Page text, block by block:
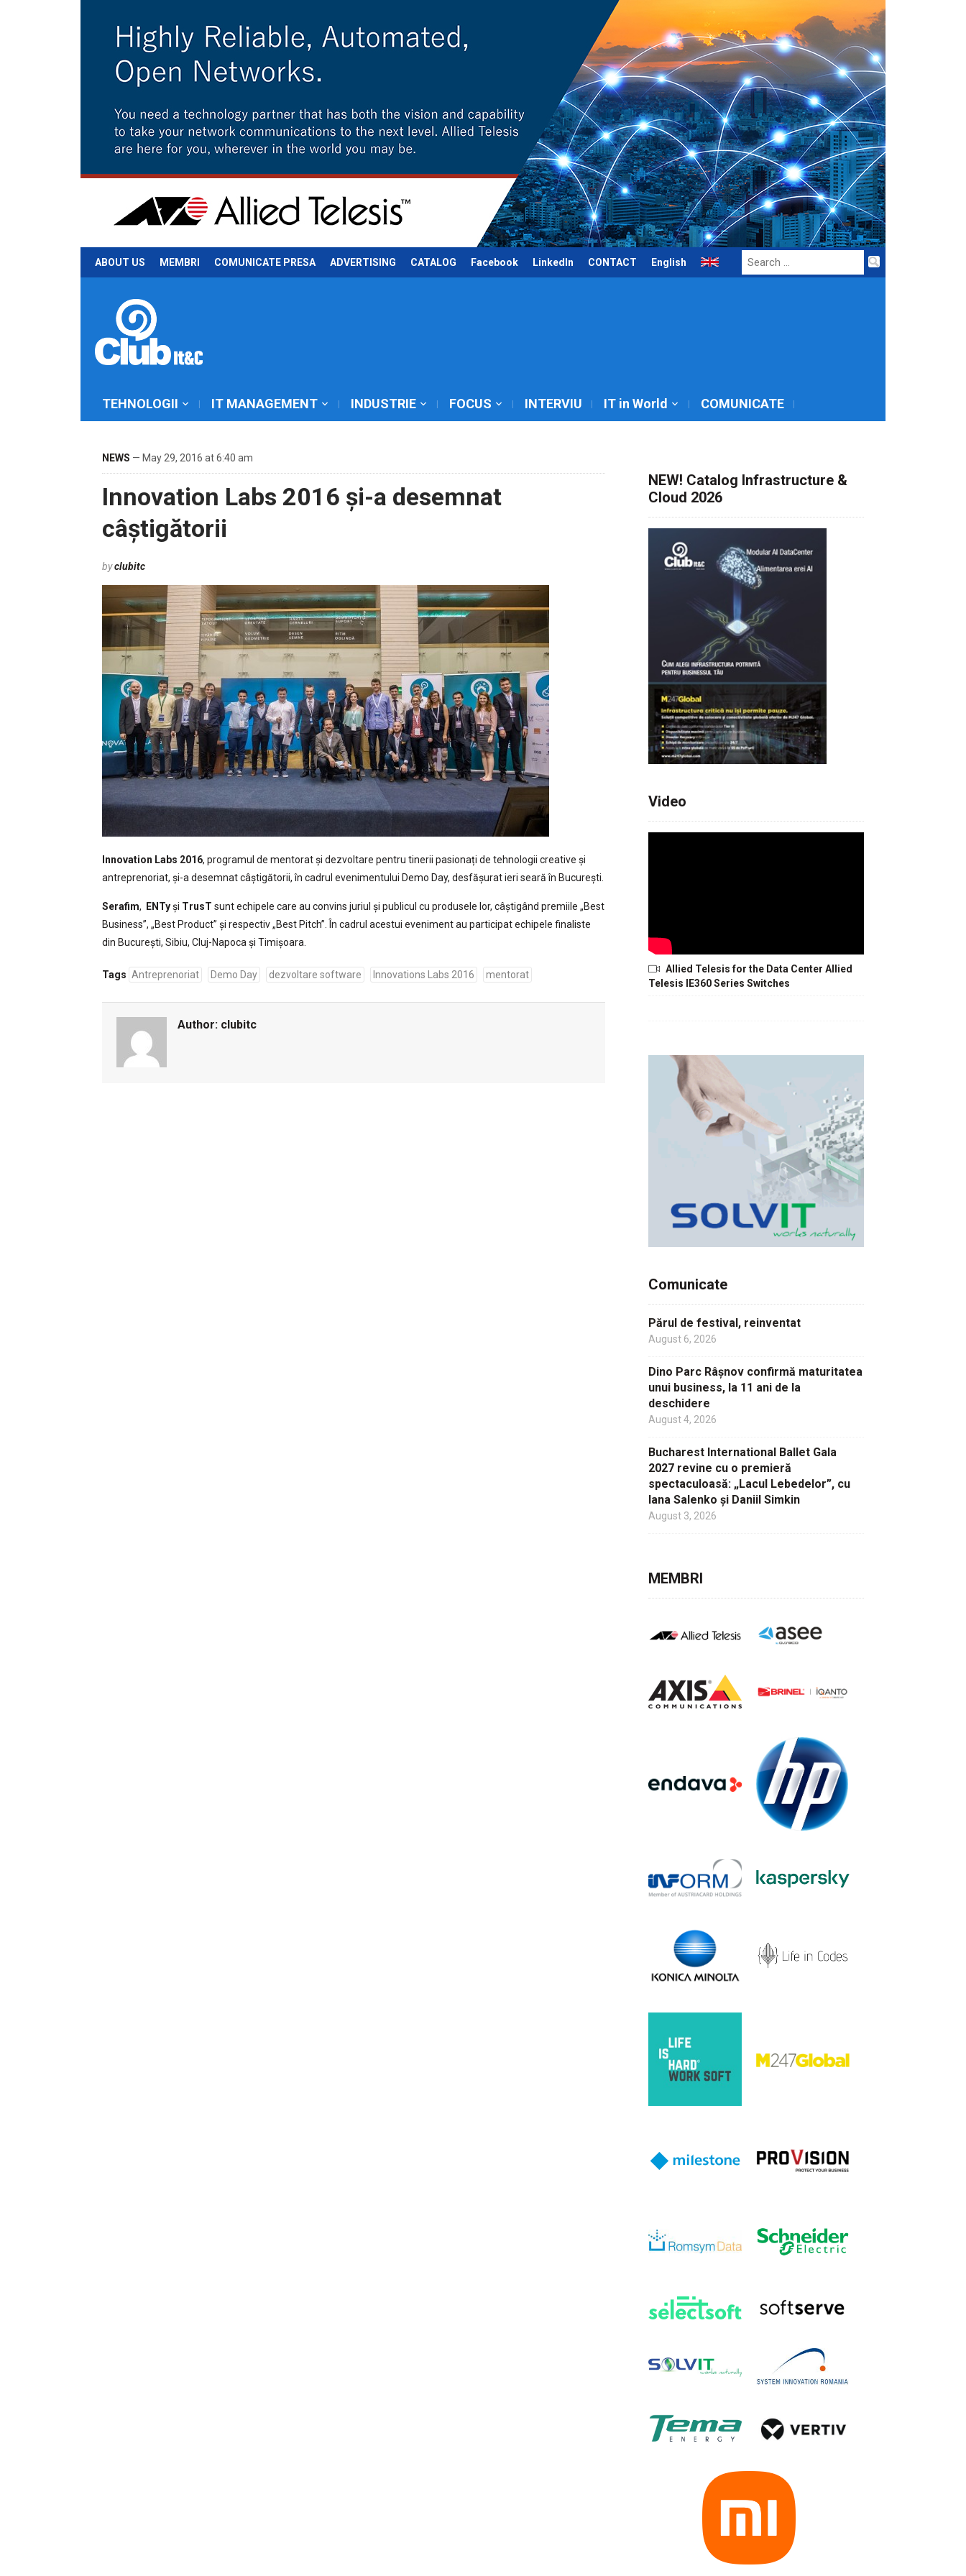
ABOUT US MEMBRI COMUNICATE PRESA ADVERTISING CATALOG Facebook LinkedIn CONTACT English
Search
for:
TEHNOLOGII IT MANAGEMENT INDUSTRIE FOCUS INTERVIU IT in World COMUNICATE
NEWS — May 29, 2016 at 6:40 am
Innovation Labs 2016 și-a desemnat
câștigătorii
byclubitc
Innovation Labs 2016, programul de mentorat și dezvoltare pentru tinerii pasionați de tehnologii creative și
antreprenoriat, și-a desemnat câștigătorii, în cadrul evenimentului Demo Day, desfășurat ieri seară în București.
Serafim, ENTyși TrusT sunt echipele care au convins juriul și publicul cu produsele lor, câștigând premiile „Best
Business”, „Best Product” și respectiv „Best Pitch”. În cadrul acestui eveniment au participat echipele finaliste
din București, Sibiu, Cluj-Napoca și Timișoara.
Tags Antreprenoriat Demo Day dezvoltare software Innovations Labs 2016 mentorat
Author: clubitc
NEW! Catalog Infrastructure &
Cloud 2026
Video
Allied Telesis for the Data Center Allied
Telesis IE360 Series Switches
Comunicate
Părul de festival, reinventat
August 6, 2026
Dino Parc Râșnov confirmă maturitatea
unui business, la 11 ani de la
deschidere
August 4, 2026
Bucharest International Ballet Gala
2027 revine cu o premieră
spectaculoasă: „Lacul Lebedelor”, cu
Iana Salenko și Daniil Simkin
August 3, 2026
MEMBRI